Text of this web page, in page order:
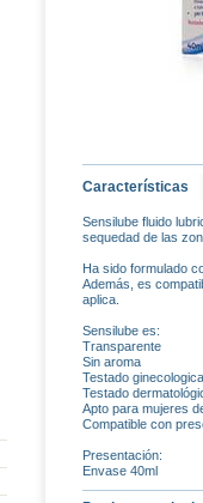
Características
Sensilube fluido
sequedad de las
Ha sido formulado
Además, es
aplica.
Sensilube es:
Transparente
Sin aroma
Testado
Testado
Apto para mujeres
Compatible con
Presentación:
Envase 40ml